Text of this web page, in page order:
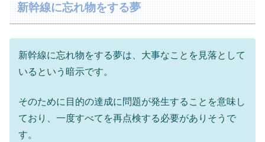
新幹線に忘れ物をする夢
新幹線に忘れ物をする夢は、大事なことを見落として
いるという暗示です。
そのために目的の達成に問題が発生することを意味し
ており、一度すべてを再点検する必要がありそうで
す。